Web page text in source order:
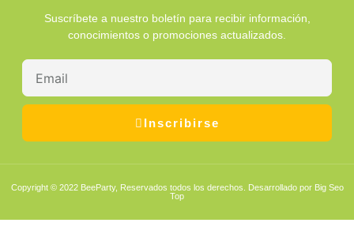
Suscríbete a nuestro boletín para recibir información,
conocimientos o promociones actualizados.
Inscribirse
Copyright © 2022 BeeParty, Reservados todos los derechos. Desarrollado por Big Seo
Top